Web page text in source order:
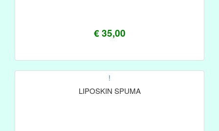
€ 35,00
!
LIPOSKIN SPUMA